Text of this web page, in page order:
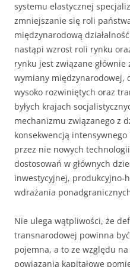
systemu elastycznej
zmniejszanie się roli
międzynarodową
nastąpi wzrost roli rynku
rynku jest związane
wymiany międzynarodowej,
wysoko rozwiniętych oraz
byłych krajach
mechanizmu związanego z
konsekwencją
przez nie nowych
dostosowań w głównych
inwestycyjnej, produkcyjno-
wdrażania
Nie ulega wątpliwości, że
transnarodowej powinna
pojemna, a to ze względu
powiązania kapitałowe